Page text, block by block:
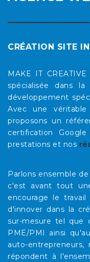
CRÉATION SITE
MAKE IT
spécialisée dans
développement
Avec une
proposons un
certification
prestations et nos
Parlons ensemble
c'est avant tout
encourage le
d'innover dans la
sur-mesure tel que
PME/PMI ainsi
auto-
répondent à